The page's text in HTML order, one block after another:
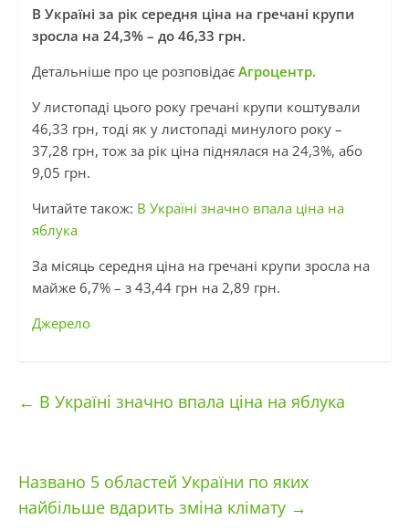
В Україні за рік середня ціна на гречані крупи
зросла на 24,3% – до 46,33 грн.
Детальніше про це розповідає Агроцентр.
У листопаді цього року гречані крупи коштували
46,33 грн, тоді як у листопаді минулого року –
37,28 грн, тож за рік ціна піднялася на 24,3%, або
9,05 грн.
Читайте також: В Україні значно впала ціна на
яблука
За місяць середня ціна на гречані крупи зросла на
майже 6,7% – з 43,44 грн на 2,89 грн.
Джерело
← В Україні значно впала ціна на яблука
Названо 5 областей України по яких
найбільше вдарить зміна клімату →